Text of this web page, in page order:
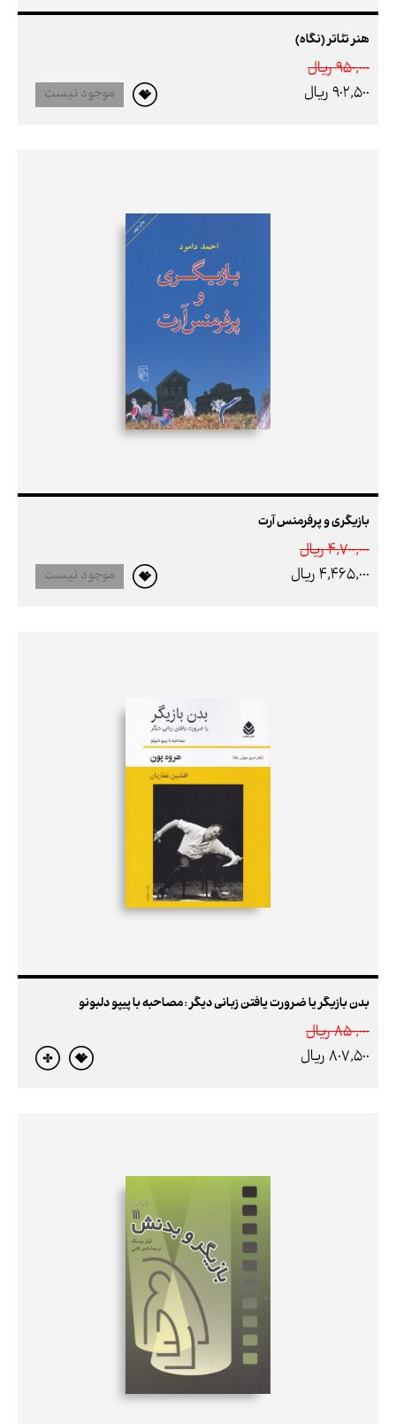
هنر تئاتر (نگاه)
950,000 ريال
902,500 ريال
موجود نیست
بازیگری و پرفرمنس آرت
4,700,000 ريال
4,465,000 ريال
موجود نیست
بدن بازیگر یا ضرورت یافتن زبانی دیگر : مصاحبه با پیپو دلبونو
850,000 ريال
807,500 ريال